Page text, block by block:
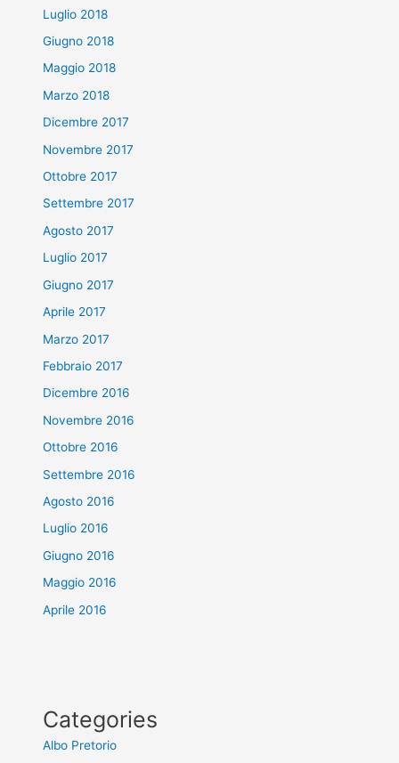
Luglio 2018
Giugno 2018
Maggio 2018
Marzo 2018
Dicembre 2017
Novembre 2017
Ottobre 2017
Settembre 2017
Agosto 2017
Luglio 2017
Giugno 2017
Aprile 2017
Marzo 2017
Febbraio 2017
Dicembre 2016
Novembre 2016
Ottobre 2016
Settembre 2016
Agosto 2016
Luglio 2016
Giugno 2016
Maggio 2016
Aprile 2016
Categories
Albo Pretorio